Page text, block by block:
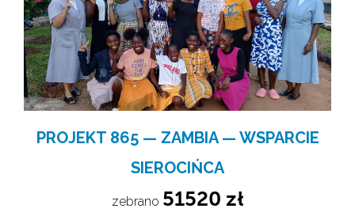
PROJEKT 865 — ZAMBIA — WSPARCIE
SIEROCIŃCA
zebrano 51520 zł